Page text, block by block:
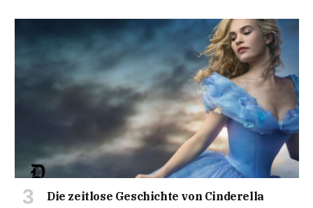
Die zeitlose Geschichte von Cinderella